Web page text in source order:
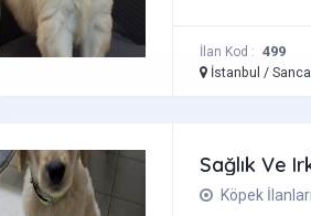
İlan Kod : 499
İstanbul /
Sağlık Ve
Köpek